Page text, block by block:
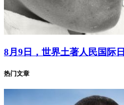
8月9日，世界土著人民国际日
热门文章